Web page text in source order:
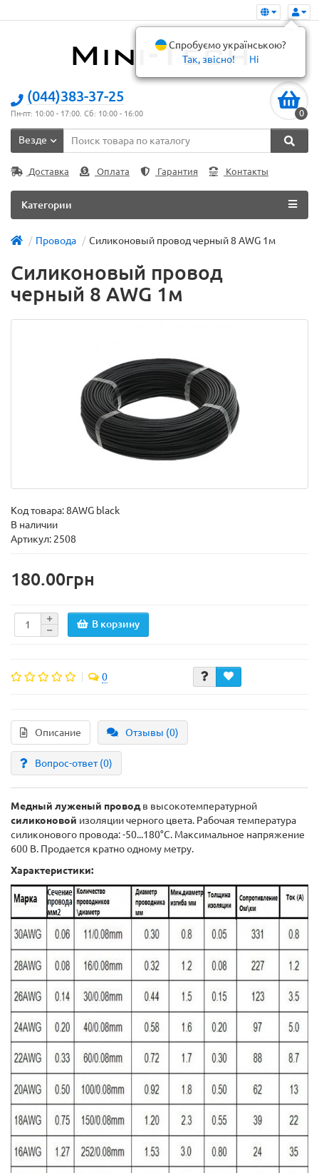
(044)383-37-25
Пн-пт: 10:00 - 17:00. Сб: 10:00 - 16:00 0
Везде
Доставка Оплата Гарантия Контакты
Категории
Провода Силиконовый провод черный 8 AWG 1м
Силиконовый провод
черный 8 AWG 1м
Код товара:8AWG black
В наличии
Артикул: 2508
180.00грн
В корзину
0
Описание Отзывы (0)
Вопрос-ответ(0)
Медный луженый проводв высокотемпературной
силиконовой изоляции черного цвета. Рабочая температура
силиконового провода: -50...180°C. Максимальное напряжение
600 В. Продается кратно одному метру.
Характеристики:
Спробуємо українською?
Так, звісно!
Ні